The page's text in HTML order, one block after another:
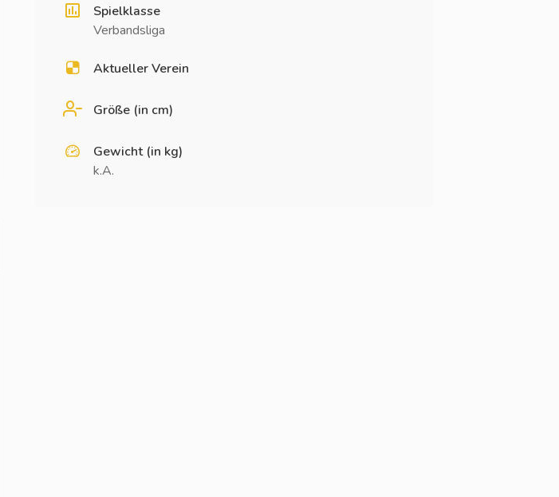
Spielklasse
Verbandsliga
Aktueller Verein
Größe (in cm)
Gewicht (in kg)
k.A.